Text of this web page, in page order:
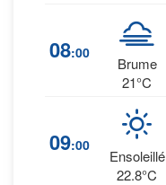
08:00
Brume
21°C
09:00
Ensoleillé
22.8°C